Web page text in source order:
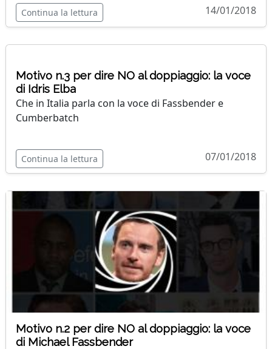
Continua la lettura 14/01/2018
Motivo n.3 per dire NO al doppiaggio: la voce
di Idris Elba
Che in Italia parla con la voce di Fassbender e
Cumberbatch
Continua la lettura 07/01/2018
Motivo n.2 per dire NO al doppiaggio: la voce
di Michael Fassbender